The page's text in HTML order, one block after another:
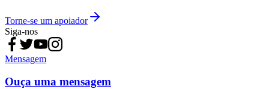
Torne-se um apoiador
Siga-nos
Mensagem
Ouça uma mensagem